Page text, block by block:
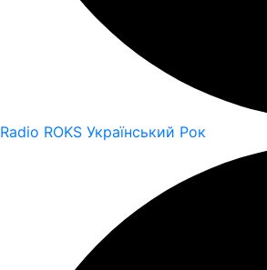
Radio ROKS Український Рок